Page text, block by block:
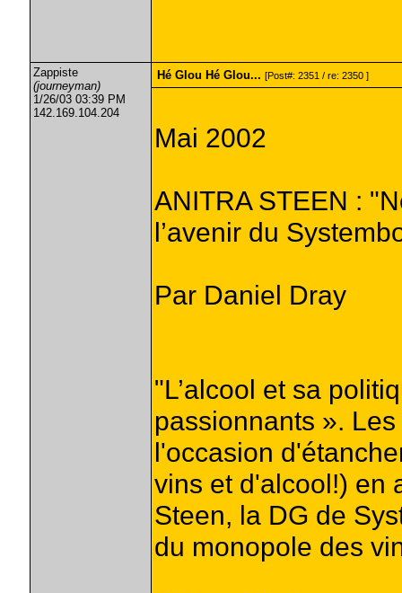
Zappiste
(journeyman)
1/26/03 03:39 PM
142.169.104.204
Hé Glou Hé Glou... [Post#: 2351 / re: 2350 ]
Mai 2002
ANITRA STEEN :
l’avenir du
Par Daniel Dray
"L’alcool et sa
passionnants ».
l'occasion
vins et d'alcool!) en
Steen, la DG de
du monopole des